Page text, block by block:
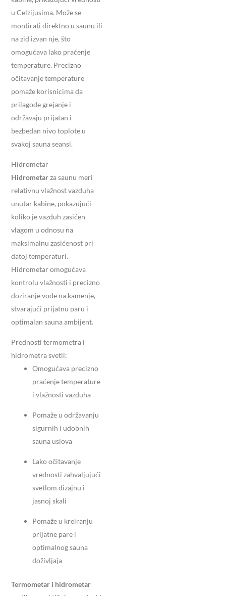
u Celzijusima. Može se
montirati direktno u saunu ili
na zid izvan nje, što
omogućava lako praćenje
temperature. Precizno
očitavanje temperature
pomaže korisnicima da
prilagode grejanje i
održavaju prijatan i
bezbedan nivo toplote u
svakoj sauna seansi.
Hidrometar
Hidrometarza saunu meri
relativnu vlažnost vazduha
unutar kabine, pokazujući
koliko je vazduh zasićen
vlagom u odnosu na
maksimalnu zasićenost pri
datoj temperaturi.
Hidrometar omogućava
kontrolu vlažnosti i precizno
doziranje vode na kamenje,
stvarajući prijatnu paru i
optimalan sauna ambijent.
Prednosti termometra i
hidrometra svetli:
Omogućava precizno
praćenje temperature
i vlažnosti vazduha
Pomaže u održavanju
sigurnih i udobnih
sauna uslova
Lako očitavanje
vrednosti zahvaljujući
svetlom dizajnu i
jasnoj skali
Pomaže u kreiranju
prijatne pare i
optimalnog sauna
doživljaja
Termometar i hidrometar